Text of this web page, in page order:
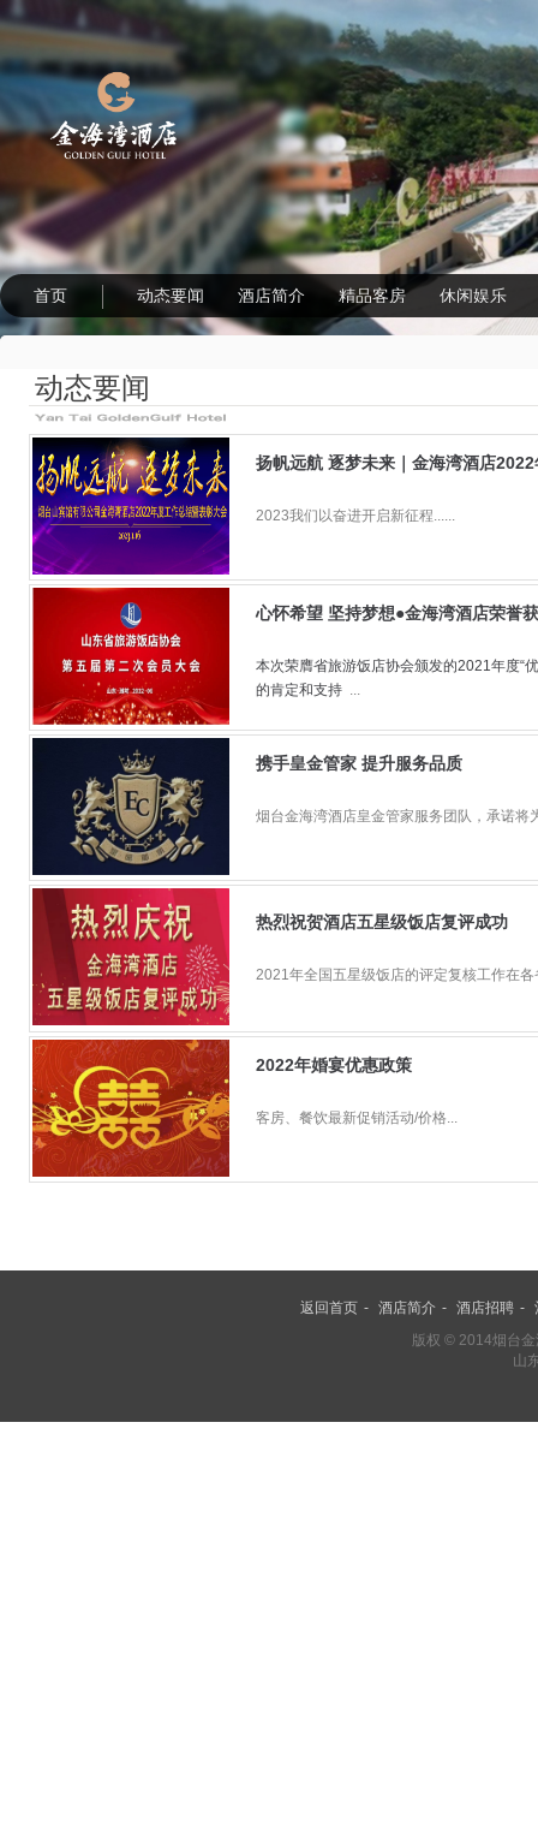
首页 动态要闻 酒店简介 精品客房 休闲娱乐
动态要闻
扬帆远航 逐梦未来｜金海湾酒店
2023我们以奋进开启新征程......
心怀希望 坚持梦想●金海湾酒店荣誉
本次荣膺省旅游饭店协会颁发的2021年度“
的肯定和支持 ...
携手皇金管家 提升服务品质
烟台金海湾酒店皇金管家服务团队，承诺
热烈祝贺酒店五星级饭店复评成功
2021年全国五星级饭店的评定复核工作在
2022年婚宴优惠政策
客房、餐饮最新促销活动/价格...
返回首页 - 酒店简介 - 酒店招聘 -
版权 © 2014烟台
山